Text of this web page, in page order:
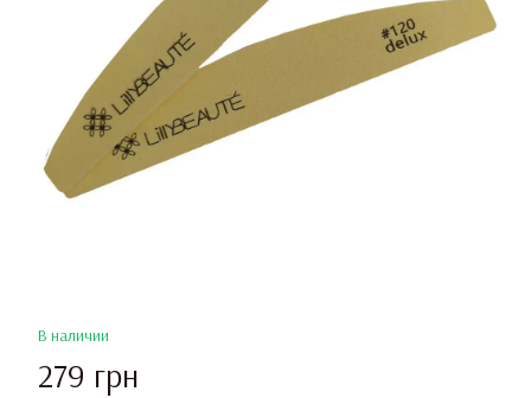
В наличии
279 грн